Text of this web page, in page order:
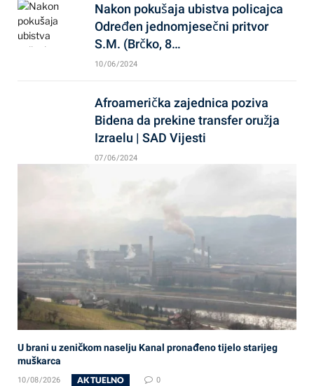
Nakon pokušaja ubistva policajca
Određen jednomjesečni pritvor
S.M. (Brčko, 8…
10/06/2024
Afroamerička zajednica poziva
Bidena da prekine transfer oružja
Izraelu | SAD Vijesti
07/06/2024
U brani u zeničkom naselju Kanal pronađeno tijelo starijeg
muškarca
10/08/2026 AKTUELNO 0